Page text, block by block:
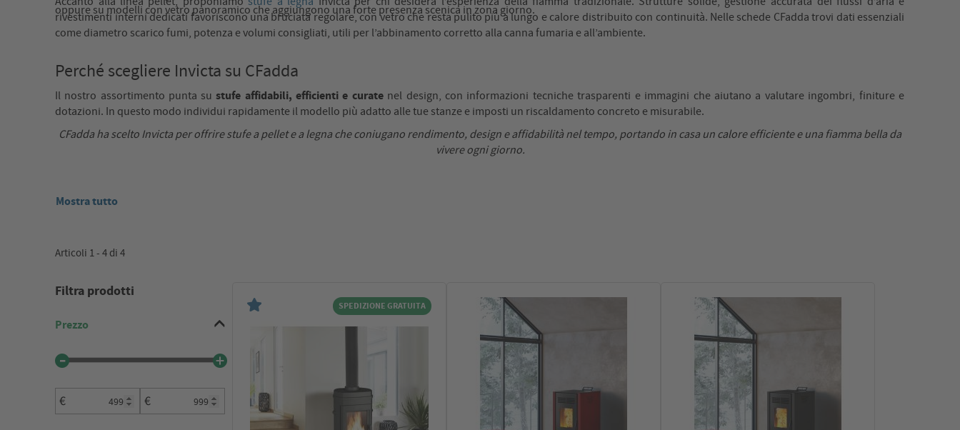
oppure su modelli con vetro panoramico che aggiungono una forte presenza scenica in zona giorno.
rivestimenti interni dedicati favoriscono una bruciata regolare, con vetro che resta pulito più a lungo e calore distribuito con continuità. Nelle schede CFadda trovi dati essenziali
come diametro scarico fumi, potenza e volumi consigliati, utili per l’abbinamento corretto alla canna fumaria e all’ambiente.
Perché scegliere Invicta su CFadda
Il nostro assortimento punta sustufe affidabili, efficienti e curate nel design, con informazioni tecniche trasparenti e immagini che aiutano a valutare ingombri, finiture e
dotazioni. In questo modo individui rapidamente il modello più adatto alle tue stanze e imposti un riscaldamento concreto e misurabile.
CFadda ha scelto Invicta per offrire stufe a pellet e a legna che coniugano rendimento, design e affidabilità nel tempo, portando in casa un calore efficiente e una fiamma bella da
vivere ogni giorno.
Mostra tutto
Articoli 1 - 4 di 4
Filtra prodotti
Prezzo
€ €
SPEDIZIONE GRATUITA